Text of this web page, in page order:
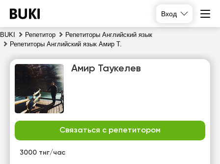
Вход
BUKI Репетитор
Репетиторы Английский язык
Репетиторы Английский язык Амир Т.
Амир Таукелев
Связаться с репетитором
3000 тнг/час
пт
сб